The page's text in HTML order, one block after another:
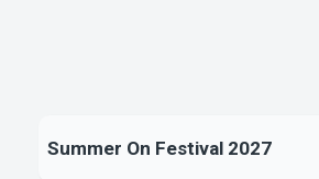
Summer On Festival 2027